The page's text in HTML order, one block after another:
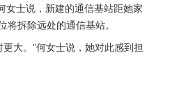
女士说，新建的通信基站距她家
拆除远处的通信基站。
大。”何女士说，她对此感到担